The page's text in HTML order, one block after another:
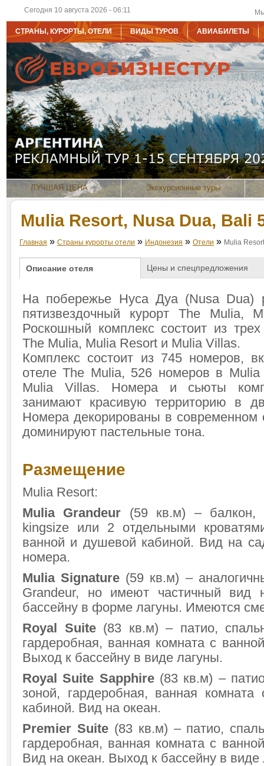
Сегодня 10 августа 2026 - 06:11
СТРАНЫ, КУРОРТЫ, ОТЕЛИ ВИДЫ ТУРОВ АВИАБИЛЕТЫ
ЛУЧШАЯ ЦЕНА Экскурсионные туры
Mulia Resort, Nusa Dua, Bali
Главная » Страны курорты отели » Индонезия » Отели » Mulia
Описание отеля Цены и спецпредложения
На побережье Нуса Дуа (Nusa Dua)
пятизвездочный курорт The Mulia,
Роскошный комплекс состоит из
The Mulia, Mulia Resort и Mulia Villas.
Комплекс состоит из 745 номеров,
отеле The Mulia, 526 номеров в
Mulia Villas. Номера и сьюты
занимают красивую территорию в
Номера декорированы в
доминируют пастельные тона.
Размещение
Mulia Resort:
Mulia Grandeur (59 кв.м) – балкон,
kingsize или 2 отдельными
ванной и душевой кабиной. Вид на
номера.
Mulia Signature (59 кв.м) –
Grandeur, но имеют частичный
бассейну в форме лагуны. Имеются
Royal Suite(83 кв.м) – патио,
гардеробная, ванная комната с
Выход к бассейну в виде лагуны.
Royal Suite Sapphire (83 кв.м) –
зоной, гардеробная, ванная
кабиной. Вид на океан.
Premier Suite(83 кв.м) – патио,
гардеробная, ванная комната с
Вид на океан. Выход к бассейну в виде